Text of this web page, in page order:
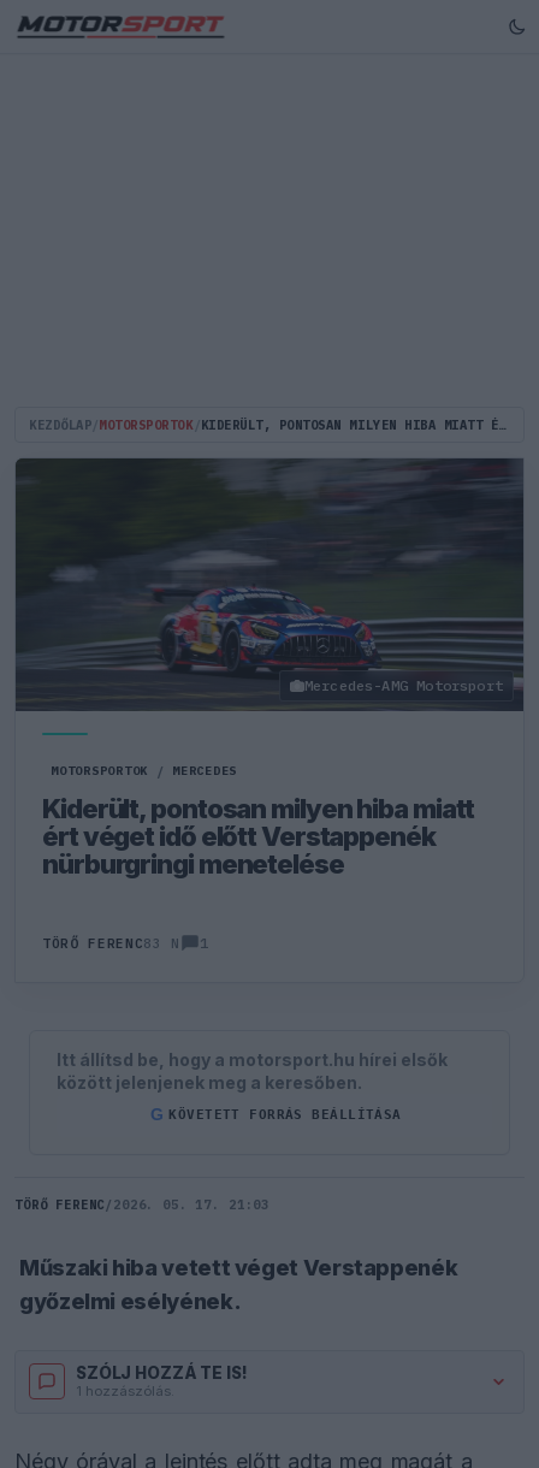
KEZDŐLAP MOTORSPORTOK KIDERÜLT, PONTOSAN MILYEN HIBA MIATT ÉRT VÉGET IDŐ ELŐTT VERSTAPPENÉK NÜRBURGRINGI MENETELÉSE
Mercedes-AMG Motorsport
MOTORSPORTOK / MERCEDES
Kiderült, pontosan milyen hiba miatt
ért véget idő előtt Verstappenék
nürburgringi menetelése
TÖRŐ FERENC83 N 1
Itt állítsd be, hogy a motorsport.hu hírei elsők
között jelenjenek meg a keresőben.
G KÖVETETT FORRÁS BEÁLLÍTÁSA
TÖRŐ FERENC / 2026. 05. 17. 21:03
Műszaki hiba vetett véget Verstappenék
győzelmi esélyének.
SZÓLJ HOZZÁ TE IS!
1 hozzászólás.
Négy órával a leintés előtt adta meg magát a